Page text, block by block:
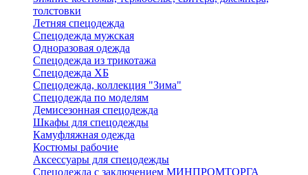
толстовки
Летняя спецодежда
Спецодежда мужская
Одноразовая одежда
Спецодежда из трикотажа
Спецодежда ХБ
Спецодежда, коллекция "Зима"
Спецодежда по моделям
Демисезонная спецодежда
Шкафы для спецодежды
Камуфляжная одежда
Костюмы рабочие
Аксессуары для спецодежды
Спецодежда с заключением МИНПРОМТОРГА